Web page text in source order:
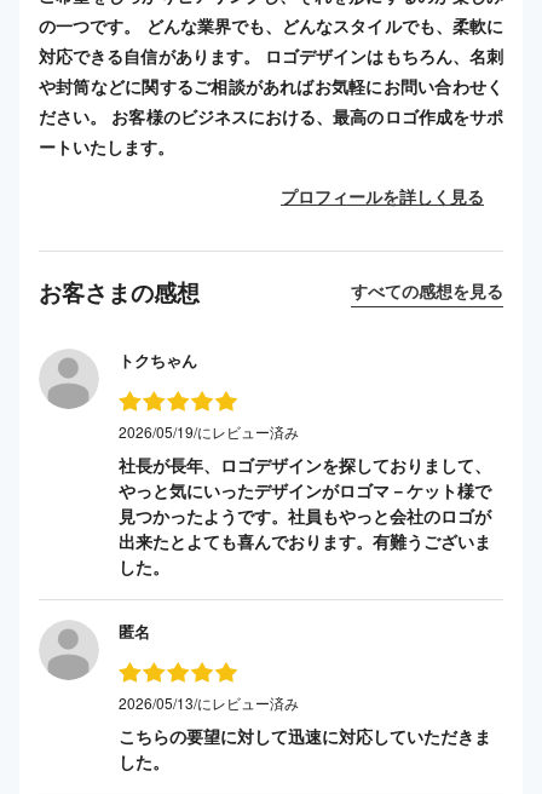
の一つです。 どんな業界でも、どんなスタイルでも、柔軟に
対応できる自信があります。 ロゴデザインはもちろん、名刺
や封筒などに関するご相談があればお気軽にお問い合わせく
ださい。 お客様のビジネスにおける、最高のロゴ作成をサポ
ートいたします。
プロフィールを詳しく見る
お客さまの感想 すべての感想を見る
トクちゃん
2026/05/19/にレビュー済み
社長が長年、ロゴデザインを探しておりまして、
やっと気にいったデザインがロゴマ－ケット様で
見つかったようです。社員もやっと会社のロゴが
出来たとよても喜んでおります。有難うございま
した。
匿名
2026/05/13/にレビュー済み
こちらの要望に対して迅速に対応していただきま
した。